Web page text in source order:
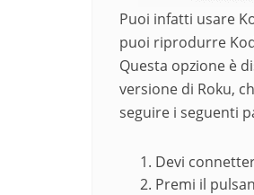
Puoi infatti usare
puoi riprodurre
Questa opzione è
versione di Roku,
seguire i seguenti
Devi
Premi il